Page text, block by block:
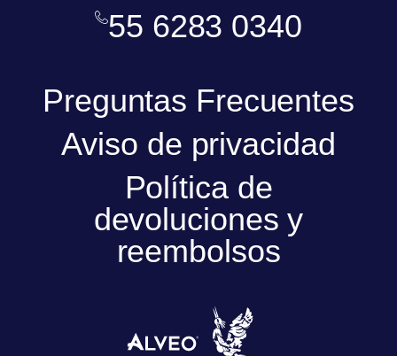
55 6283 0340
Preguntas Frecuentes
Aviso de privacidad
Política de
devoluciones y
reembolsos